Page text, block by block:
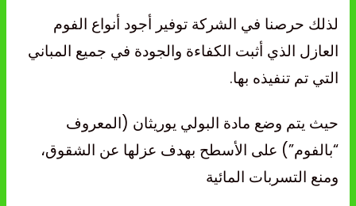
لذلك حرصنا في الشركة توفير أجود أنواع الفوم
العازل الذي أثبت الكفاءة والجودة في جميع المباني
التي تم تنفيذه بها.
حيث يتم وضع مادة البولي يوريثان (المعروف
“بالفوم”) على الأسطح بهدف عزلها عن الشقوق،
ومنع التسربات المائية